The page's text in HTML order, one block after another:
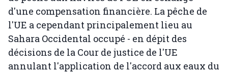
d'une compensation financière. La pêche de
l'UE a cependant principalement lieu au
Sahara Occidental occupé - en dépit des
décisions de la Cour de justice de l'UE
annulant l'application de l'accord aux eaux du